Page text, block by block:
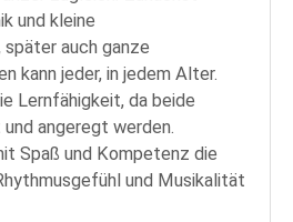
und kleine
auch ganze
kann jeder, in jedem Alter.
Lernfähigkeit, da beide
angeregt werden.
Spaß und Kompetenz die
und Musikalität